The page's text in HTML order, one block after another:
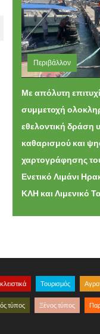
Περιβάλλον
Τρίτη 09
Με απόλυτη
συμμετοχή
εθελοντική δράση
καθαρισμού και
χαρτογράφησης
Ενετικό Λιμάνι
ΚΛΗ και Λιμενικό
Τουρισμός
τύπος Ξένος τύπος